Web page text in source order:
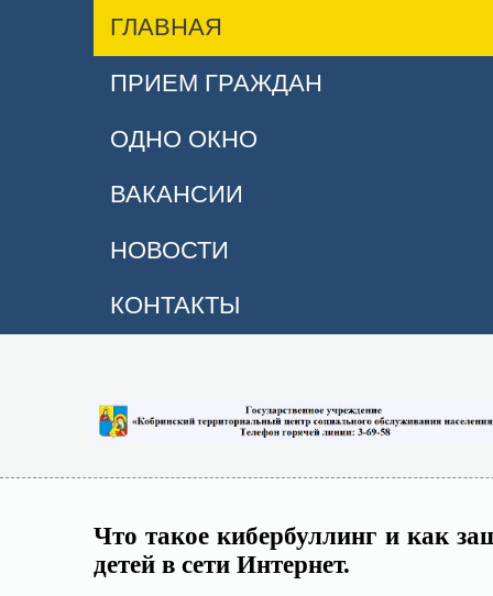
ГЛАВНАЯ
ПРИЕМ ГРАЖДАН
ОДНО ОКНО
ВАКАНСИИ
НОВОСТИ
КОНТАКТЫ
Что такое кибербуллинг и как
детей в сети Интернет.